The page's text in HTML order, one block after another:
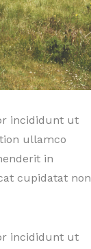
incididunt ut
ullamco
in
cupidatat non
incididunt ut